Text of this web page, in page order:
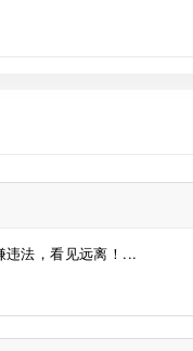
违法，看见远离！...